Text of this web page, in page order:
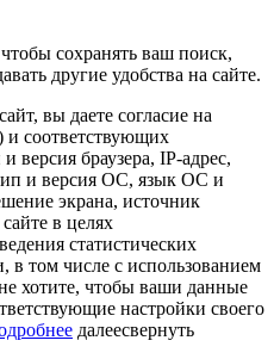
сохранять ваш поиск,
другие удобства на сайте.
вы даете согласие на
и соответствующих
версия браузера, IP-адрес,
и версия ОС, язык ОС и
экрана, источник
в целях
статистических
в том числе с использованием
хотите, чтобы ваши данные
настройки своего
далеесвернуть